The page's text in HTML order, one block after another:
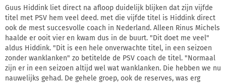
Guus Hiddink liet direct na afloop duidelijk blijken dat zijn vijfde
titel met PSV hem veel deed. met die vijfde titel is Hiddink direct
ook de mest succesvolle coach in Nederland. Alleen Rinus Michels
haalde er ooit vier en kwam dus in de buurt. "Dit doet me veel"
aldus Hiddink. "Dit is een hele onverwachte titel, in een seizoen
zonder wanklanken" zo betitelde de PSV coach de titel. "Normaal
zijn er in een seizoen altijd wel wat wanklanken. Die hebben we nu
nauwelijks gehad. De gehele groep, ook de reserves, was erg